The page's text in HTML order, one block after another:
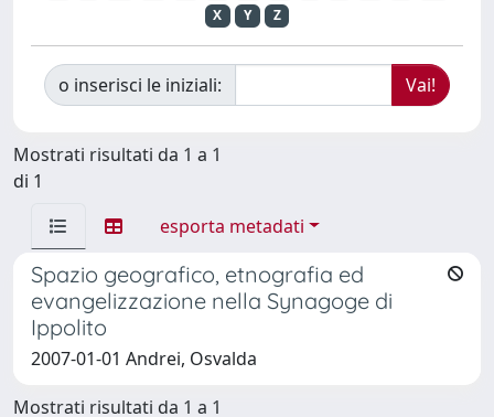
X
Y Z
o inserisci le iniziali:
Mostrati risultati da 1 a 1
di 1
esporta metadati
Spazio geografico, etnografia ed
evangelizzazione nella Synagoge di
Ippolito
2007-01-01 Andrei, Osvalda
Mostrati risultati da 1 a 1